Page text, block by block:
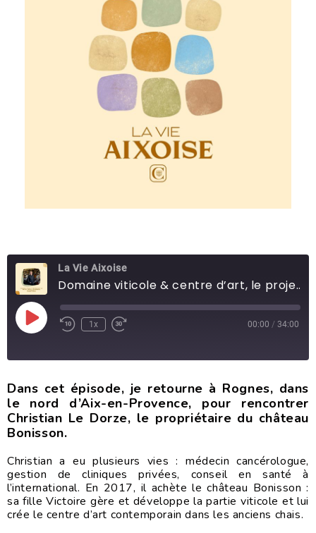
La Vie Aixoise
Domaine viticole & centre d’art, le projet familial d’un médecin-entrepreneur
1x 00:00 / 34:00
Dans cet épisode, je retourne à Rognes, dans
le nord d’Aix-en-Provence, pour rencontrer
Christian Le Dorze, le propriétaire du château
Bonisson.
Christian a eu plusieurs vies : médecin cancérologue,
gestion de cliniques privées, conseil en santé à
l’international. En 2017, il achète le château Bonisson :
sa fille Victoire gère et développe la partie viticole et lui
crée le centre d’art contemporain dans les anciens chais.